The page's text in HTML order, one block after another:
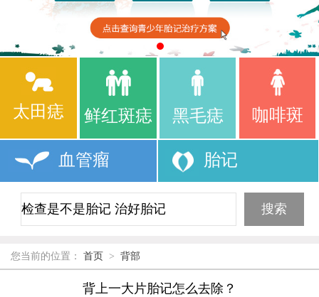
太田痣 鲜红斑痣 黑毛痣 咖啡斑
血管瘤 胎记
您当前的位置： 首页 > 背部
背上一大片胎记怎么去除？